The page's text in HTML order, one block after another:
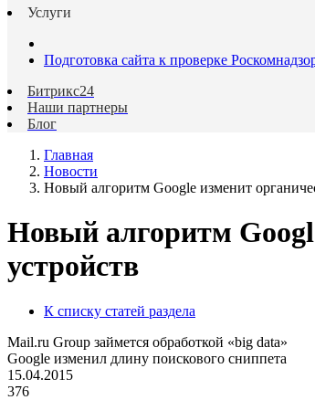
Услуги
Подготовка сайта к проверке
Битрикс24
Наши партнеры
Блог
Главная
Новости
Новый алгоритм Google изменит
Новый алгоритм
устройств
К списку статей раздела
Mail.ru Group займется обработкой «big data»
Google изменил длину поискового сниппета
15.04.2015
376